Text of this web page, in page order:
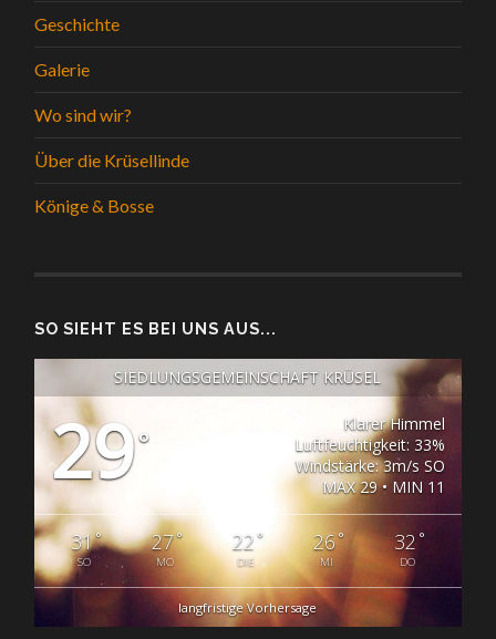
Geschichte
Galerie
Wo sind wir?
Über die Krüsellinde
Könige & Bosse
SO SIEHT ES BEI UNS AUS...
SIEDLUNGSGEMEINSCHAFT KRÜSEL
29°
Klarer Himmel
Luftfeuchtigkeit: 33%
Windstärke: 3m/s SO
MAX 29 • MIN 11
31°
SO
27°
MO
22 °
DIE
26°
MI
32 °
DO
langfristige Vorhersage